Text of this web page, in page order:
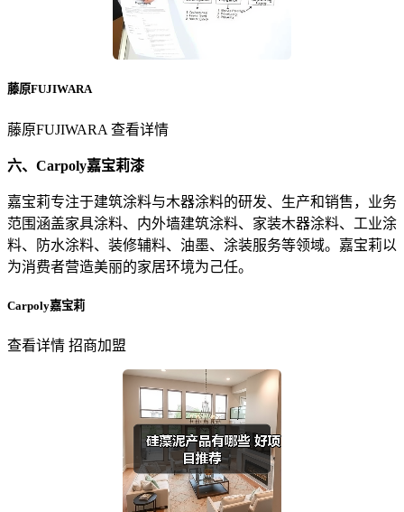
藤原FUJIWARA
藤原FUJIWARA 查看详情
六、Carpoly嘉宝莉漆
嘉宝莉专注于建筑涂料与木器涂料的研发、生产和销售，业务
范围涵盖家具涂料、内外墙建筑涂料、家装木器涂料、工业涂
料、防水涂料、装修辅料、油墨、涂装服务等领域。嘉宝莉以
为消费者营造美丽的家居环境为己任。
Carpoly嘉宝莉
查看详情 招商加盟